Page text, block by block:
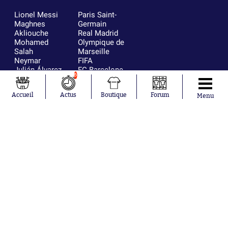
Lionel Messi
Maghnes
Akliouche
Mohamed
Salah
Neymar
Julián Álvarez
Ferrán Torres
Kilian Corredor
Franco
Paris Saint-
Germain
Real Madrid
Olympique de
Marseille
FIFA
FC Barcelone
Argentine
Olympique
lyonnais
Accueil
6
Actus Boutique Forum Menu